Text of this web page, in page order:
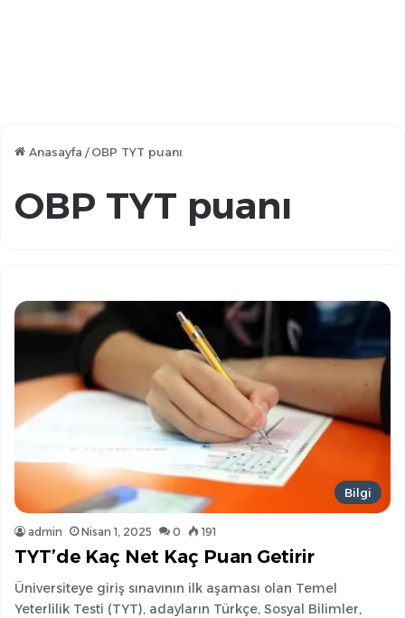
Anasayfa / OBP TYT puanı
OBP TYT puanı
Bilgi
admin Nisan 1, 2025 0 191
TYT’de Kaç Net Kaç Puan Getirir
Üniversiteye giriş sınavının ilk aşaması olan Temel
Yeterlilik Testi (TYT), adayların Türkçe, Sosyal Bilimler,